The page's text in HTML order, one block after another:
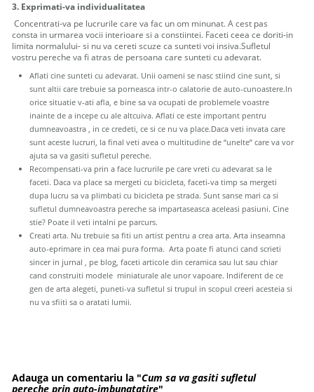
3. Exprimati-va individualitatea
Concentrati-va pe lucrurile care va fac un om minunat. A cest pas
consta in urmarea vocii interioare si a constiintei. Faceti ceea ce doriti-in
limita normalului- si nu va cereti scuze ca sunteti voi insiva.Sufletul
vostru pereche va fi atras de persoana care sunteti cu adevarat.
Aflati cine sunteti cu adevarat. Unii oameni se nasc stiind cine sunt, si
sunt altii care trebuie sa porneasca intr-o calatorie de auto-cunoastere.In
orice situatie v-ati afla, e bine sa va ocupati de problemele voastre
inainte de a incepe cu ale altcuiva. Aflati ce este important pentru
dumneavoastra , in ce credeti, ce si ce nu va place.Daca veti invata care
sunt aceste lucruri, la final veti avea o multitudine de “unelte” care va vor
ajuta sa va gasiti sufletul pereche.
Recompensati-va prin a face lucrurile pe care vreti cu adevarat sa le
faceti. Daca va place sa mergeti cu bicicleta, faceti-va timp sa mergeti
dupa lucru sa va plimbati cu bicicleta pe strada. Sunt sanse mari ca si
sufletul dumneavoastra pereche sa impartaseasca aceleasi pasiuni. Cine
stie? Poate il veti intalni pe parcurs.
Creati arta. Nu trebuie sa fiti un artist pentru a crea arta. Arta inseamna
auto-eprimare in cea mai pura forma. Arta poate fi atunci cand scrieti
sincer in jurnal , pe blog, faceti articole din ceramica sau lut sau chiar
cand construiti modele miniaturale ale unor vapoare. Indiferent de ce
gen de arta alegeti, puneti-va sufletul si trupul in scopul creeri acesteia si
nu va sfiiti sa o aratati lumii.
Adauga un comentariu la "Cum sa va gasiti sufletul
pereche prin auto-imbunatatire"